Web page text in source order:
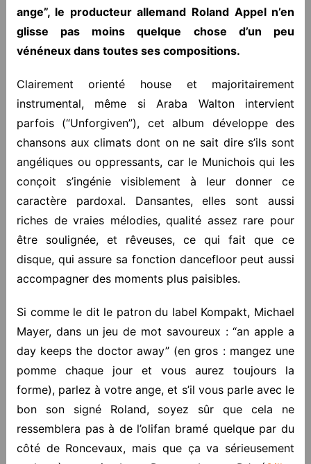
ange”, le producteur allemand Roland Appel n’en
glisse pas moins quelque chose d’un peu
vénéneux dans toutes ses compositions.
Clairement orienté house et majoritairement
instrumental, même si Araba Walton intervient
parfois (“Unforgiven”), cet album développe des
chansons aux climats dont on ne sait dire s’ils sont
angéliques ou oppressants, car le Munichois qui les
conçoit s’ingénie visiblement à leur donner ce
caractère pardoxal. Dansantes, elles sont aussi
riches de vraies mélodies, qualité assez rare pour
être soulignée, et rêveuses, ce qui fait que ce
disque, qui assure sa fonction dancefloor peut aussi
accompagner des moments plus paisibles.
Si comme le dit le patron du label Kompakt, Michael
Mayer, dans un jeu de mot savoureux : “an apple a
day keeps the doctor away” (en gros : mangez une
pomme chaque jour et vous aurez toujours la
forme), parlez à votre ange, et s’il vous parle avec le
bon son signé Roland, soyez sûr que cela ne
ressemblera pas à de l’olifan bramé quelque par du
côté de Roncevaux, mais que ça va sérieusement